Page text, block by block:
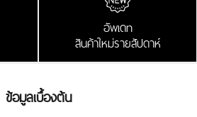
อัพเดท
สินค้าใหม่รายสัปดาห์
ข้อมูลเบื้องต้น